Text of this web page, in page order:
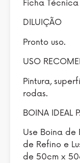
Ficha Técnica
DILUIÇÃO
Pronto uso.
USO
Pintura,
rodas.
BOINA IDEAL
Use Boina de
de Refino e
de 50cm x